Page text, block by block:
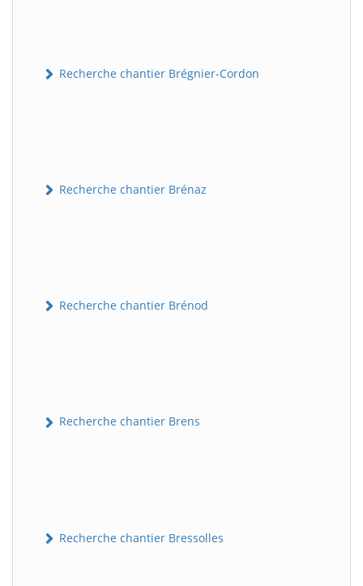
Recherche chantier Brégnier-Cordon
Recherche chantier Brénaz
Recherche chantier Brénod
Recherche chantier Brens
Recherche chantier Bressolles